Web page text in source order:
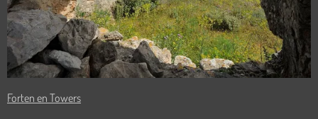
Forten en Towers